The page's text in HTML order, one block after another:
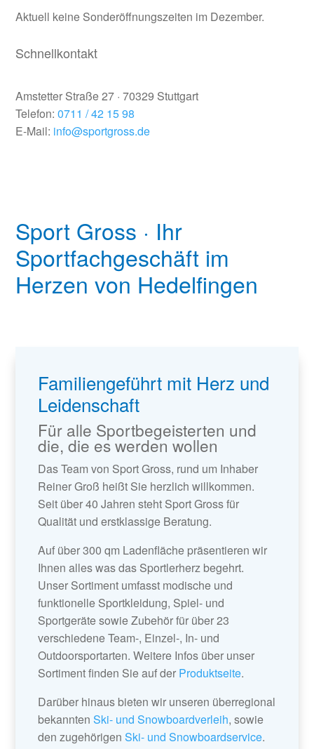
Aktuell keine Sonderöffnungszeiten im Dezember.
Schnellkontakt
Amstetter Straße 27 · 70329 Stuttgart
Telefon:0711 / 42 15 98
E-Mail: info@sportgross.de
Sport Gross · Ihr
Sportfachgeschäft im
Herzen von Hedelfingen
Familiengeführt mit Herz und
Leidenschaft
Für alle Sportbegeisterten und
die, die es werden wollen
Das Team von Sport Gross, rund um Inhaber
Reiner Groß heißt Sie herzlich willkommen.
Seit über 40 Jahren steht Sport Gross für
Qualität und erstklassige Beratung.
Auf über 300 qm Ladenfläche präsentieren wir
Ihnen alles was das Sportlerherz begehrt.
Unser Sortiment umfasst modische und
funktionelle Sportkleidung, Spiel- und
Sportgeräte sowie Zubehör für über 23
verschiedene Team-, Einzel-, In- und
Outdoorsportarten. Weitere Infos über unser
Sortiment finden Sie auf der Produktseite.
Darüber hinaus bieten wir unseren überregional
bekanntenSki- und Snowboardverleih, sowie
den zugehörigenSki- und Snowboardservice.